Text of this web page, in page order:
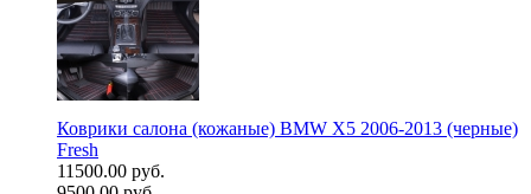
Коврики салона (кожаные) BMW X5 2006-2013 (черные)
Fresh
11500.00 руб.